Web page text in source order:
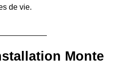
de vie.
Monte